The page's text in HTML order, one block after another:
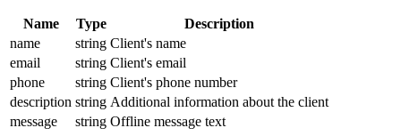
Name Type
Description
name
string Client's name
email
string Client's email
phone
string Client's phone number
description string Additional information about the client
message
string Offline message text